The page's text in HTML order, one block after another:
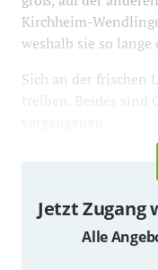
Kirchheim-
weshalb sie so
Sich an der frischen
treiben. Beides sind
Jetzt Zugang
Alle